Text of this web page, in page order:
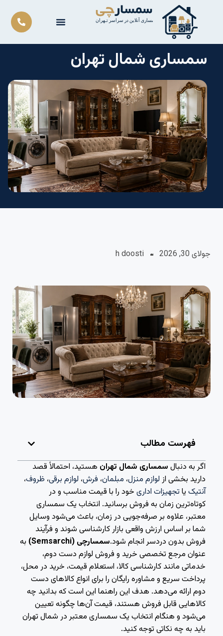
سمساری شمال تهران
جولای 30, 2026 h doosti
فهرست مطالب
اگر به دنبال سمساری شمال تهران هستید، احتمالاً قصد
دارید بخشی از لوازم منزل، مبلمان، فرش، لوازم برقی، ظروف،
آنتیک یا تجهیزات اداری خود را با قیمت مناسب و در
کوتاه‌ترین زمان به فروش برسانید. انتخاب یک سمساری
معتبر، علاوه بر صرفه‌جویی در زمان، باعث می‌شود وسایل
شما بر اساس ارزش واقعی بازار کارشناسی شوند و فرآیند
فروش بدون دردسر انجام شود.سمسارچی (Semsarchi)
به
عنوان مرجع تخصصی خرید و فروش لوازم دست دوم،
خدماتی مانند کارشناسی کالا، استعلام قیمت، خرید در محل،
پرداخت سریع و مشاوره رایگان را برای انواع کالاهای دست
دوم ارائه می‌دهد. هدف این راهنما این است که بدانید چه
کالاهایی قابل فروش هستند، قیمت آن‌ها چگونه تعیین
می‌شود و هنگام انتخاب یک سمساری معتبر در شمال تهران
باید به چه نکاتی توجه کنید.